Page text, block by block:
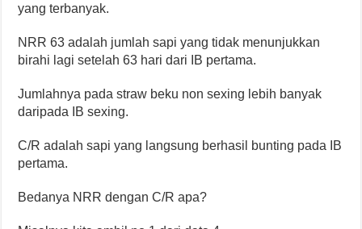
yang terbanyak.
NRR 63 adalah jumlah sapi yang tidak menunjukkan
birahi lagi setelah 63 hari dari IB pertama.
Jumlahnya pada straw beku non sexing lebih banyak
daripada IB sexing.
C/R adalah sapi yang langsung berhasil bunting pada IB
pertama.
Bedanya NRR dengan C/R apa?